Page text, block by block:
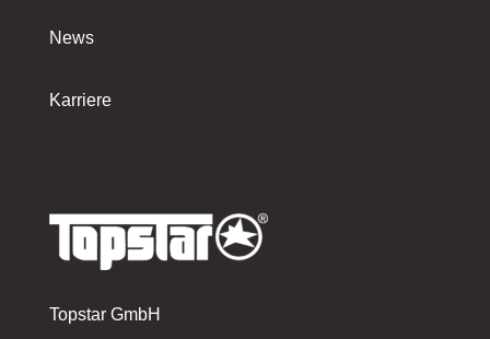
News
Karriere
Topstar GmbH